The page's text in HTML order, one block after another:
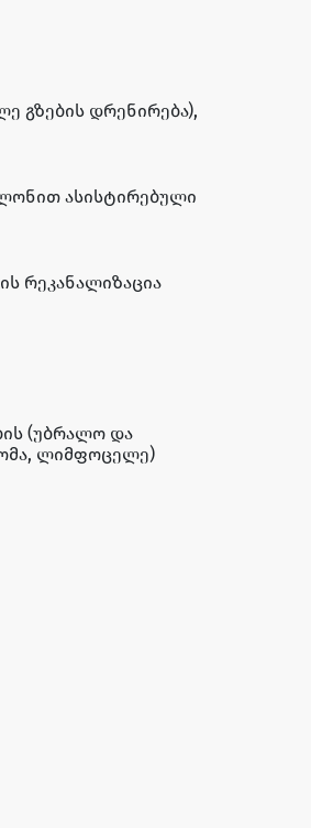
გზების დრენირება),
ასისტირებული
რეკანალიზაცია
(უბრალო და
ლიმფოცელე)